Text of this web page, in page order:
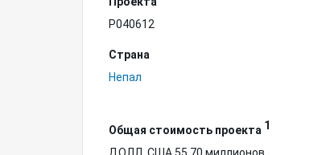
P040612
Страна
Непал
Общая стоимость проекта 1
ДОЛЛ. США 55.70 миллионов